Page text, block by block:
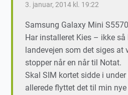
3. januar, 2014 kl. 19:22
Samsung Galaxy Mini
Har installeret Kies – ikke så
landevejen som det siges
stopper når en når til Notat.
Skal SIM kortet sidde i
allerede flyttet det til min